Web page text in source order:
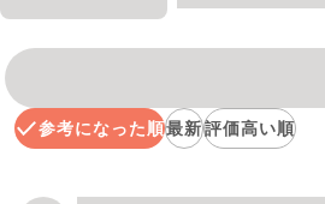
参考になった順最新評価高い順